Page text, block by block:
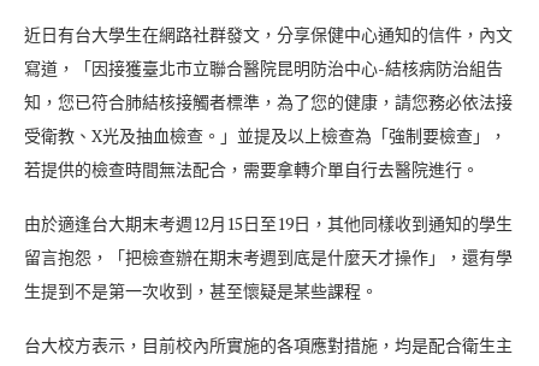
近日有台大學生在網路社群發文，分享保健中心通知的信件，內文
寫道，「因接獲臺北市立聯合醫院昆明防治中心-結核病防治組告
知，您已符合肺結核接觸者標準，為了您的健康，請您務必依法接
受衛教、X光及抽血檢查。」並提及以上檢查為「強制要檢查」，
若提供的檢查時間無法配合，需要拿轉介單自行去醫院進行。
由於適逢台大期末考週12月15日至19日，其他同樣收到通知的學生
留言抱怨，「把檢查辦在期末考週到底是什麼天才操作」，還有學
生提到不是第一次收到，甚至懷疑是某些課程。
台大校方表示，目前校內所實施的各項應對措施，均是配合衛生主